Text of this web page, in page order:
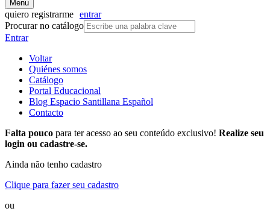
Menu
quiero registrarme entrar
Procurar no catálogo
Entrar
Voltar
Quiénes somos
Catálogo
Portal Educacional
Blog Espacio Santillana Español
Contacto
Falta pouco para ter acesso ao seu conteúdo exclusivo! Realize seu
login ou cadastre-se.
Ainda não tenho cadastro
Clique para fazer seu cadastro
ou